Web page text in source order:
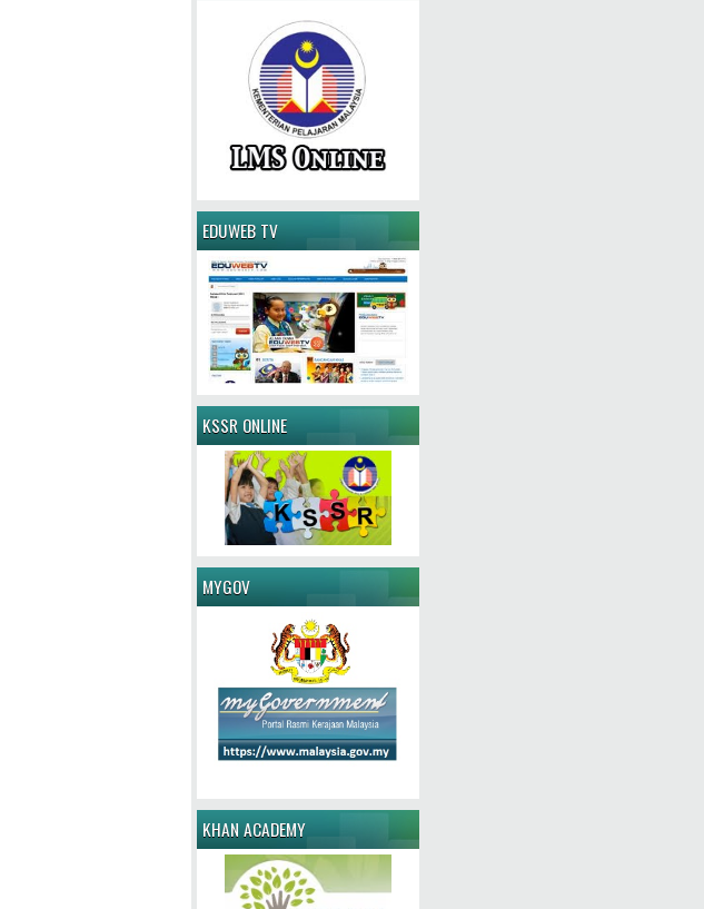
EDUWEB TV
KSSR ONLINE
MYGOV
KHAN ACADEMY